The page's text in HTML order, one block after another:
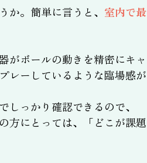
。簡単に言うと、 室内で最
がボールの動きを精密にキャ
レーしているような臨場感が
っかり確認できるので、
方にとっては、「どこが課題